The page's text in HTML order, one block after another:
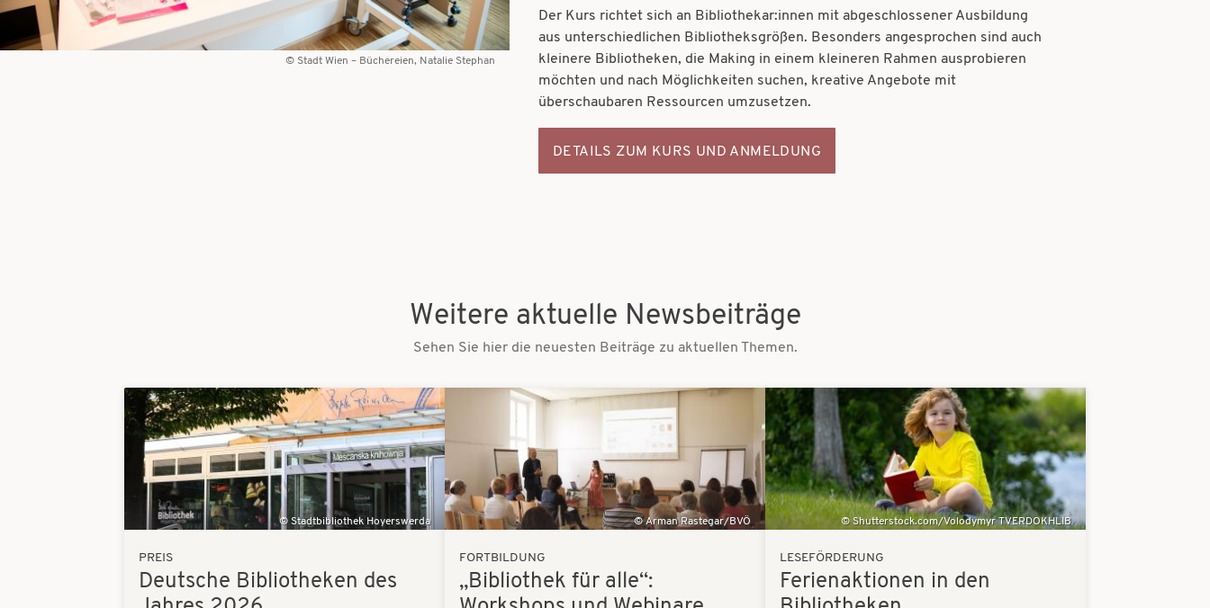
Stadt Wien – Büchereien, Natalie Stephan
Der Kurs richtet sich an Bibliothekar:innen mit abgeschlossener Ausbildung
aus unterschiedlichen Bibliotheksgrößen. Besonders angesprochen sind auch
kleinere Bibliotheken, die Making in einem kleineren Rahmen ausprobieren
möchten und nach Möglichkeiten suchen, kreative Angebote mit
überschaubaren Ressourcen umzusetzen.
DETAILS ZUM KURS UND ANMELDUNG
Weitere aktuelle Newsbeiträge
Sehen Sie hier die neuesten Beiträge zu aktuellen Themen.
Bilder
Stadtbibliothek Hoyerswerda
PREIS
Deutsche Bibliotheken des
Arman Rastegar/BVÖ
FORTBILDUNG
„Bibliothek für alle“:
Bilder
Shutterstock.com/Volodymyr TVERDOKHLIB
LESEFÖRDERUNG
Ferienaktionen in den